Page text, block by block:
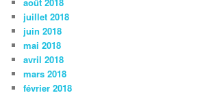
juillet 2018
juin 2018
mai 2018
avril 2018
mars 2018
février 2018